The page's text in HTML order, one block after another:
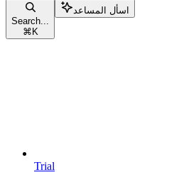
Search...
⌘ K
اسأل المساعد
Trial